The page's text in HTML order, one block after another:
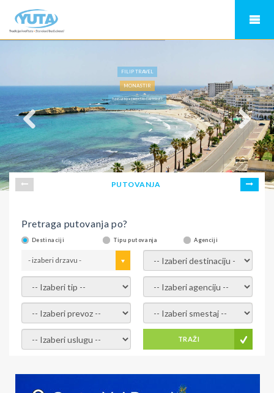
FILIP TRAVEL
MONASTIR
TUNIS LETO • DIREKTAN ČARTER LET
PUTOVANJA
Pretraga putovanja po?
Destinaciji Tipu putovanja Agenciji
- izaberi drzavu - - izaberi destinaciju -
- izaberi tip - - izaberi agenciju -
- izaberi prevoz - - Izaberite smestaj -
- Izaberite uslugu - TRAŽI